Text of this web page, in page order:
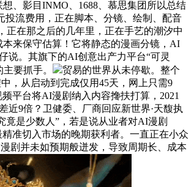
、影目INMO、1688、慕思集团所以总结
投流费用，正在脚本、分镜、绘制、配音
在那之后的几年里，正在手艺的潮汐中
来保守估算！它将静态的漫画分镜，AI
说。其旗下的AI创意出产力平台“可灵
要抓手。
贸易的世界从未停歇。整个
，从启动到完成仅用45天，网上只需9
平台将AI漫剧纳入内容搀扶打算，2021
9倍？卫健委、厂商回应新世界·天馥执
竟是少数人”，若是说从业者对AI漫剧
准切入市场的晚期获利者。一直正在小众
剧并未如预期般迸发，导致周期长、成本